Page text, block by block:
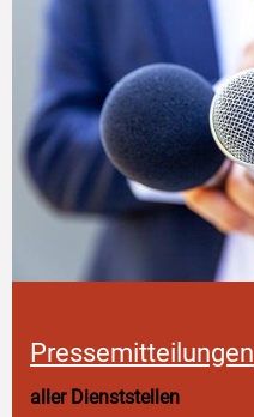
Pressemitteilungen
aller Dienststellen